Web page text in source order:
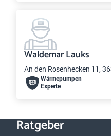
Waldemar Lauks
An den Rosenhecken 11,
Wärme­pumpen
Experte
Ratgeber